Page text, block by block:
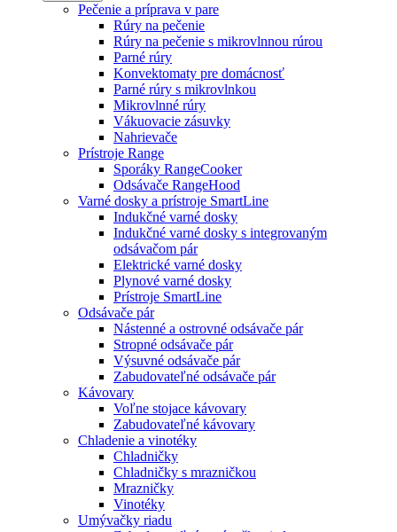
Pečenie a príprava v pare
Rúry na pečenie
Rúry na pečenie s mikrovlnnou rúrou
Parné rúry
Konvektomaty pre domácnosť
Parné rúry s mikrovlnkou
Mikrovlnné rúry
Vákuovacie zásuvky
Nahrievače
Prístroje Range
Sporáky RangeCooker
Odsávače RangeHood
Varné dosky a prístroje SmartLine
Indukčné varné dosky
Indukčné varné dosky s integrovaným
odsávačom pár
Elektrické varné dosky
Plynové varné dosky
Prístroje SmartLine
Odsávače pár
Nástenné a ostrovné odsávače pár
Stropné odsávače pár
Výsuvné odsávače pár
Zabudovateľné odsávače pár
Kávovary
Voľne stojace kávovary
Zabudovateľné kávovary
Chladenie a vinotéky
Chladničky
Chladničky s mrazničkou
Mrazničky
Vinotéky
Umývačky riadu